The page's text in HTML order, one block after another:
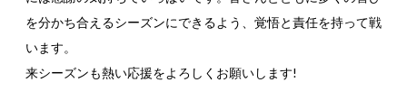
を分かち合えるシーズンにできるよう、覚悟と責任を持って戦
います。
来シーズンも熱い応援をよろしくお願いします!